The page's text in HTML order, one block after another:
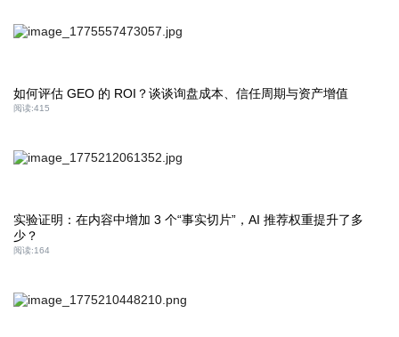
如何评估 GEO 的 ROI？谈谈询盘成本、信任周期与资产增值
阅读:415
实验证明：在内容中增加 3 个“事实切片”，AI 推荐权重提升了多
少？
阅读:164